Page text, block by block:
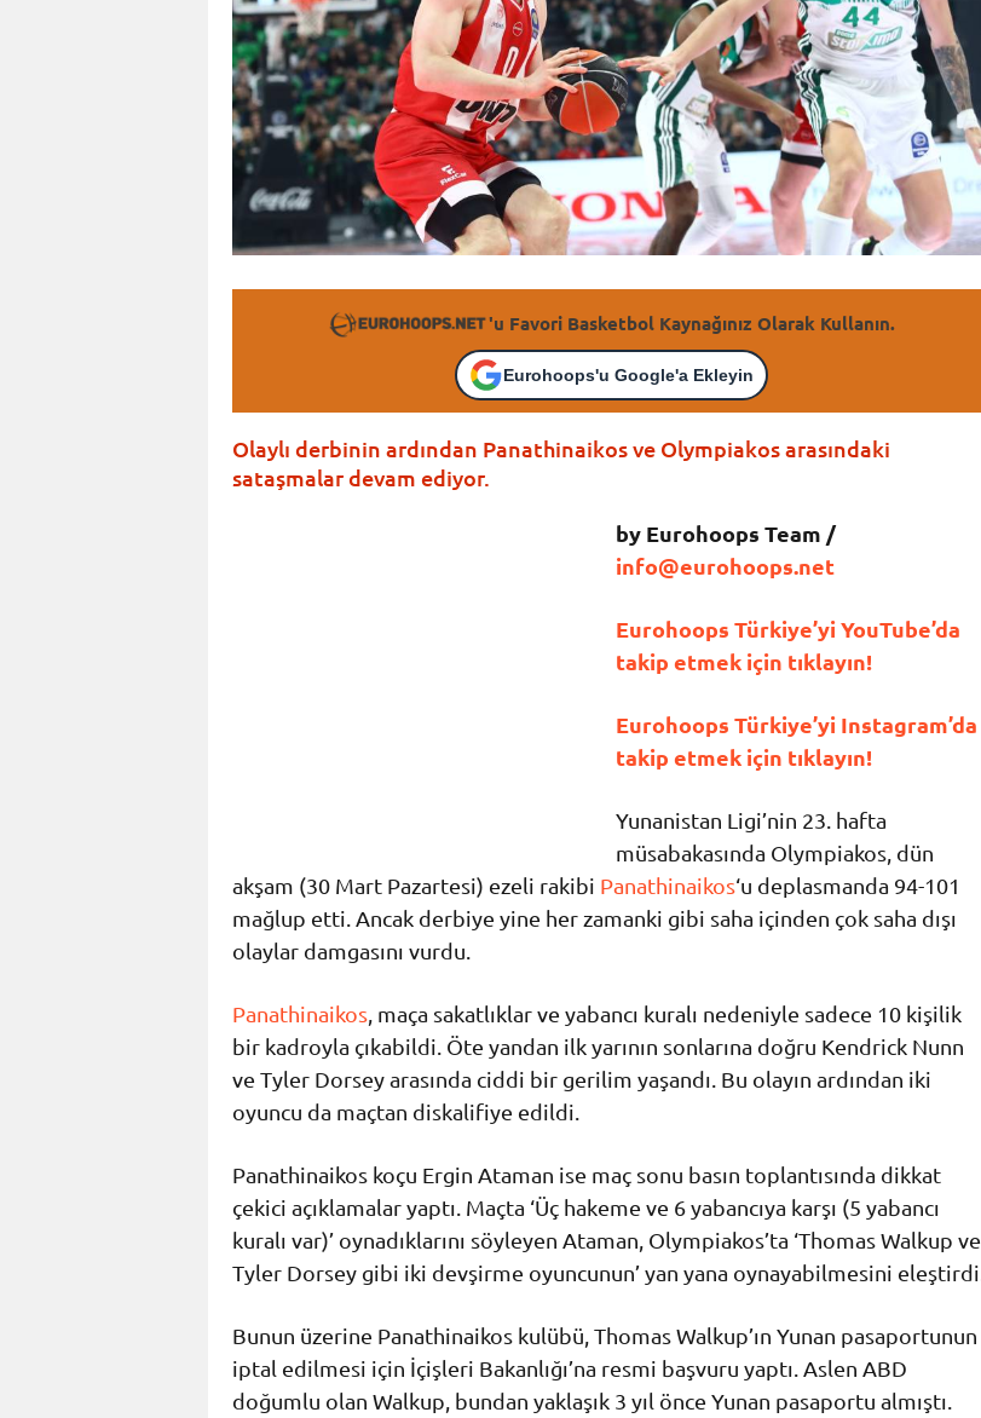
'u Favori Basketbol Kaynağınız Olarak Kullanın.
Eurohoops'u Google'a Ekleyin
Olaylı derbinin ardından Panathinaikos ve Olympiakos arasındaki
sataşmalar devam ediyor.
by Eurohoops Team /
info@eurohoops.net
Eurohoops Türkiye’yi YouTube’da
takip etmek için tıklayın!
Eurohoops Türkiye’yi Instagram’da
takip etmek için tıklayın!
Yunanistan Ligi’nin 23. hafta
müsabakasında Olympiakos, dün
akşam (30 Mart Pazartesi) ezeli rakibi Panathinaikos‘u deplasmanda 94-101
mağlup etti. Ancak derbiye yine her zamanki gibi saha içinden çok saha dışı
olaylar damgasını vurdu.
Panathinaikos , maça sakatlıklar ve yabancı kuralı nedeniyle sadece 10 kişilik
bir kadroyla çıkabildi. Öte yandan ilk yarının sonlarına doğru Kendrick Nunn
ve Tyler Dorsey arasında ciddi bir gerilim yaşandı. Bu olayın ardından iki
oyuncu da maçtan diskalifiye edildi.
Panathinaikos koçu Ergin Ataman ise maç sonu basın toplantısında dikkat
çekici açıklamalar yaptı. Maçta ‘Üç hakeme ve 6 yabancıya karşı (5 yabancı
kuralı var)’ oynadıklarını söyleyen Ataman, Olympiakos’ta ‘Thomas Walkup ve
Tyler Dorsey gibi iki devşirme oyuncunun’ yan yana oynayabilmesini eleştirdi.
Bunun üzerine Panathinaikos kulübü, Thomas Walkup’ın Yunan pasaportunun
iptal edilmesi için İçişleri Bakanlığı’na resmi başvuru yaptı. Aslen ABD
doğumlu olan Walkup, bundan yaklaşık 3 yıl önce Yunan pasaportu almıştı.